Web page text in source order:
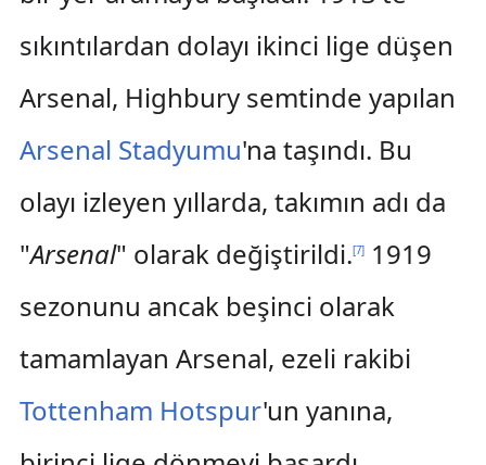
sıkıntılardan dolayı ikinci lige düşen
Arsenal, Highbury semtinde yapılan
Arsenal Stadyumu'na taşındı. Bu
olayı izleyen yıllarda, takımın adı da
"Arsenal" olarak değiştirildi.[7]1919
sezonunu ancak beşinci olarak
tamamlayan Arsenal, ezeli rakibi
Tottenham Hotspur'un yanına,